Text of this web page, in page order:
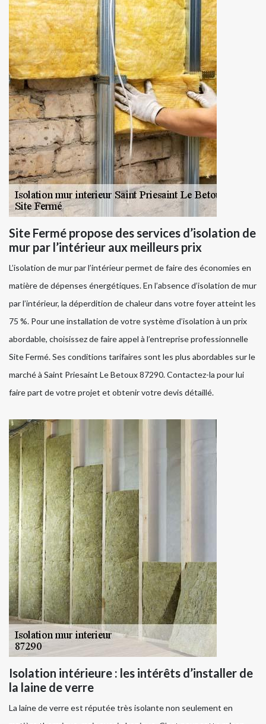
Site Fermé propose des services d’isolation de
mur par l’intérieur aux meilleurs prix
L’isolation de mur par l’intérieur permet de faire des économies en
matière de dépenses énergétiques. En l’absence d’isolation de mur
par l’intérieur, la déperdition de chaleur dans votre foyer atteint les
75 %. Pour une installation de votre système d’isolation à un prix
abordable, choisissez de faire appel à l’entreprise professionnelle
Site Fermé. Ses conditions tarifaires sont les plus abordables sur le
marché à Saint Priesaint Le Betoux 87290. Contactez-la pour lui
faire part de votre projet et obtenir votre devis détaillé.
Isolation intérieure : les intérêts d’installer de
la laine de verre
La laine de verre est réputée très isolante non seulement en